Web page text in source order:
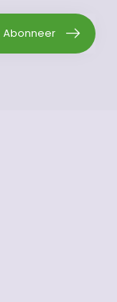
Abonneer